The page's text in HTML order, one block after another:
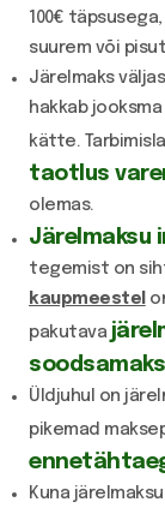
100€
suurem või
Järelmaks
hakkab
kätte.
taotlus
olemas.
Järelmaksu
tegemist on
kaupmeestel
pakutava
soodsamaks
Üldjuhul on
pikemad
Kuna